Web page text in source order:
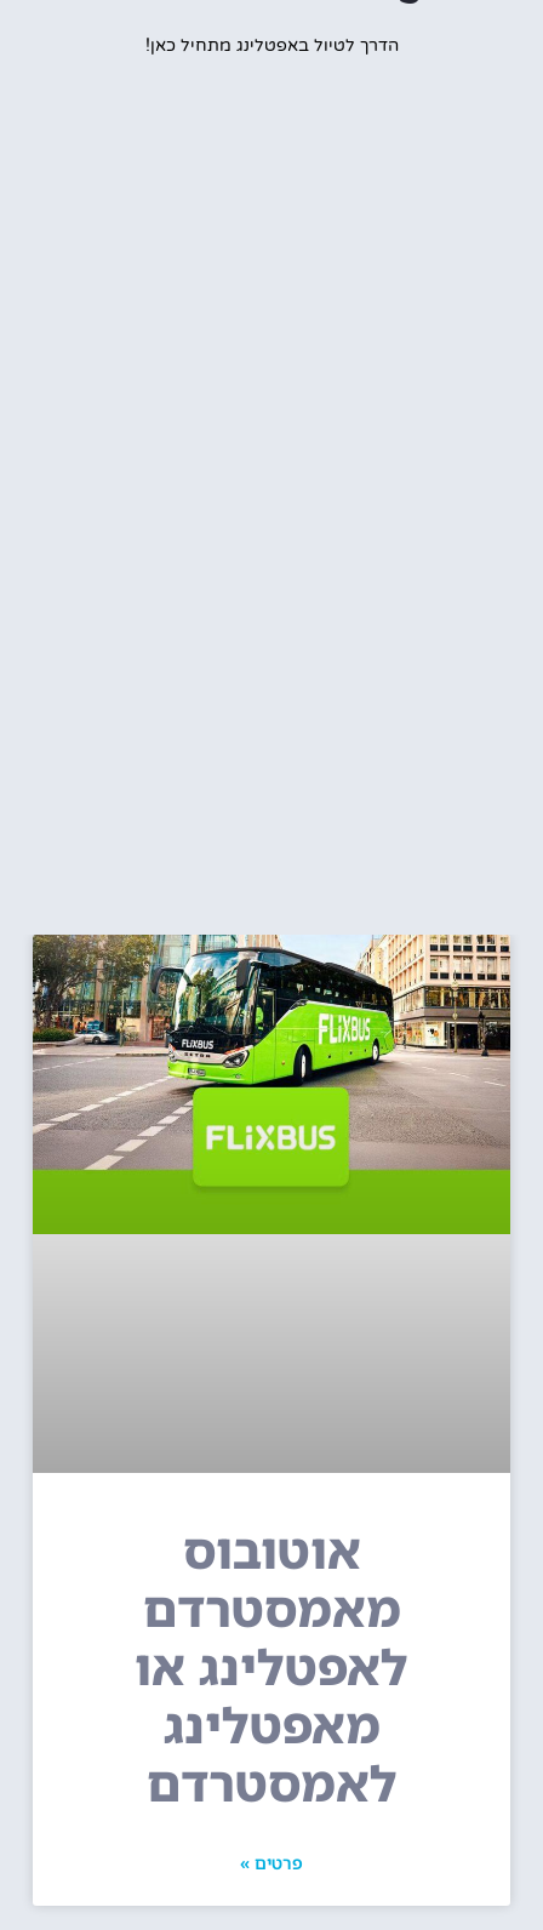
הדרך לטיול באפטלינג מתחיל כאן!
אוטובוס
מאמסטרדם
לאפטלינג או
מאפטלינג
לאמסטרדם
פרטים »